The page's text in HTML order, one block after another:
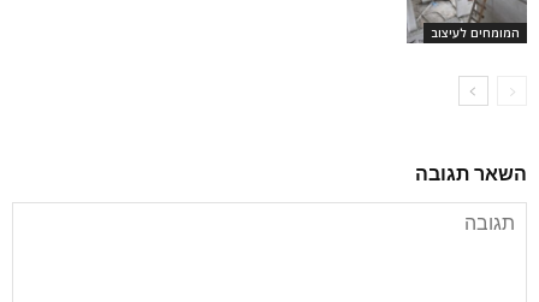
המומחים לעיצוב
השאר תגובה